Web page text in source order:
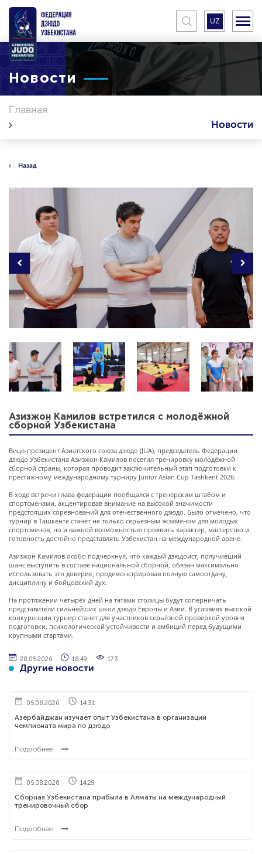
UZ
Новости
Главная
Новости
Назад
Азизжон Камилов встретился с молодёжной
сборной Узбекистана
Вице-президент Азиатского союза дзюдо (JUA), председатель Федерации
дзюдо Узбекистана Азизжон Камилов посетил тренировку молодёжной
сборной страны, которая проводит заключительный этап подготовки к
престижному международному турниру Junior Asian Cup Tashkent 2026.
В ходе встречи глава федерации пообщался с тренерским штабом и
спортсменами, акцентировав внимание на высокой значимости
предстоящих соревнований для отечественного дзюдо. Было отмечено, что
турнир в Ташкенте станет не только серьёзным экзаменом для молодых
спортсменов, но и важной возможностью проявить характер, мастерство и
готовность достойно представлять Узбекистан на международной арене.
Азизжон Камилов особо подчеркнул, что каждый дзюдоист, получивший
шанс выступить в составе национальной сборной, обязан максимально
использовать это доверие, продемонстрировав полную самоотдачу,
дисциплину и бойцовский дух.
На протяжении четырёх дней на татами столицы будут соперничать
представители сильнейших школ дзюдо Европы и Азии. В условиях высокой
конкуренции турнир станет для участников серьёзной проверкой уровня
подготовки, психологической устойчивости и амбиций перед будущими
крупными стартами.
28.05.2026 18:49 173
Другие новости
05.08.2026 14:31
Азербайджан изучает опыт Узбекистана в организации
чемпионата мира по дзюдо
Подробнее
05.08.2026 14:29
Сборная Узбекистана прибыла в Алматы на международный
тренировочный сбор
Подробнее